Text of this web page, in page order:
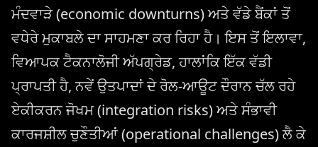
ਮੰਦਵਾੜੇ (economic downturns) ਅਤੇ ਵੱਡੇ ਬੈਂਕਾਂ ਤੋਂ
ਵਧੇਰੇ ਮੁਕਾਬਲੇ ਦਾ ਸਾਹਮਣਾ ਕਰ ਰਿਹਾ ਹੈ। ਇਸ ਤੋਂ ਇਲਾਵਾ,
ਵਿਆਪਕ ਟੈਕਨਾਲੋਜੀ ਅੱਪਗ੍ਰੇਡ, ਹਾਲਾਂਕਿ ਇੱਕ ਵੱਡੀ
ਪ੍ਰਾਪਤੀ ਹੈ, ਨਵੇਂ ਉਤਪਾਦਾਂ ਦੇ ਰੋਲ-ਆਊਟ ਦੌਰਾਨ ਚੱਲ ਰਹੇ
ਏਕੀਕਰਨ ਜੋਖਮ (integration risks) ਅਤੇ ਸੰਭਾਵੀ
ਕਾਰਜਸ਼ੀਲ ਚੁਣੌਤੀਆਂ (operational challenges) ਲੈ ਕੇ